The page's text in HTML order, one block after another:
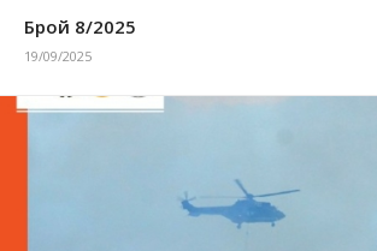
Брой 8/2025
19/09/2025